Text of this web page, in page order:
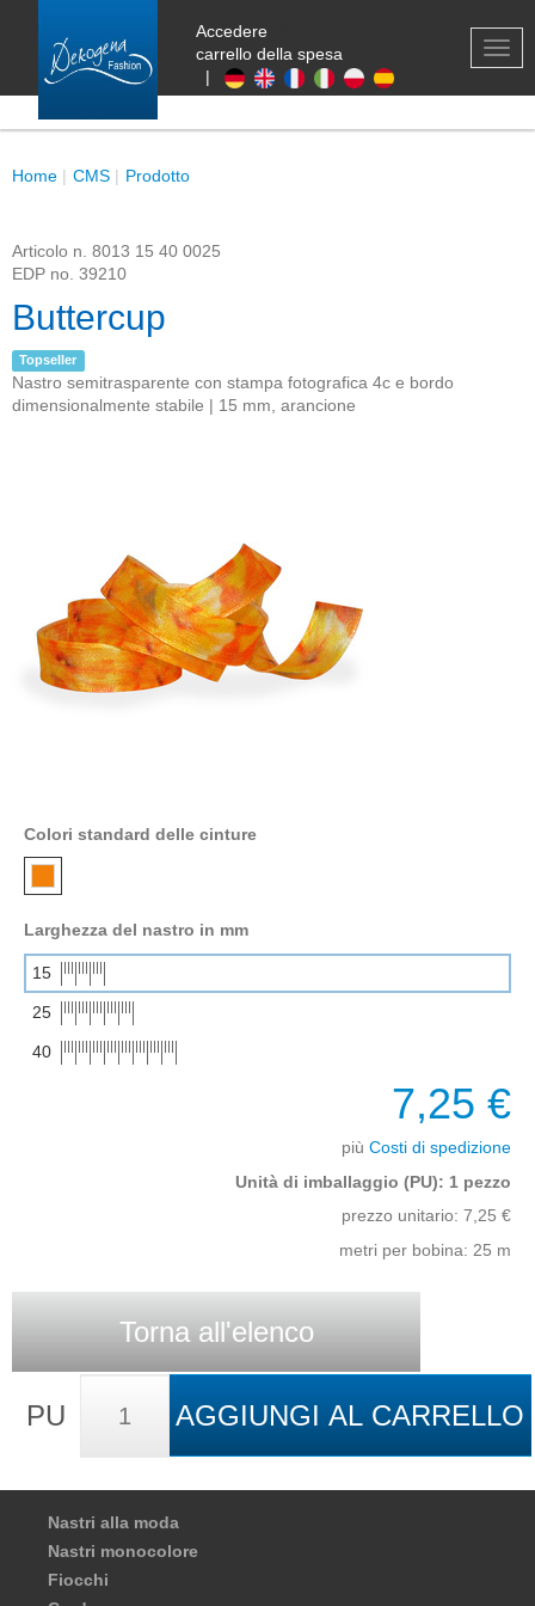
Accedere
carrello della spesa
|
Home CMS Prodotto
Articolo n. 8013 15 40 0025
EDP no. 39210
Buttercup
Topseller
Nastro semitrasparente con stampa fotografica 4c e bordo
dimensionalmente stabile | 15 mm, arancione
Colori standard delle cinture
Larghezza del nastro in mm
15
25
40
7,25 €
più Costi di spedizione
Unità di imballaggio (PU): 1 pezzo
prezzo unitario: 7,25 €
metri per bobina: 25 m
Torna all'elenco
PU AGGIUNGI AL CARRELLO
Nastri alla moda
Nastri monocolore
Fiocchi